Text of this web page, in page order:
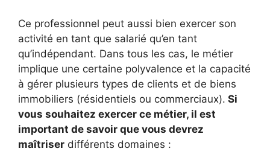
Ce professionnel peut aussi bien exercer son
activité en tant que salarié qu’en tant
qu’indépendant. Dans tous les cas, le métier
implique une certaine polyvalence et la capacité
à gérer plusieurs types de clients et de biens
immobiliers (résidentiels ou commerciaux). Si
vous souhaitez exercer ce métier, il est
important de savoir que vous devrez
maîtriser différents domaines :